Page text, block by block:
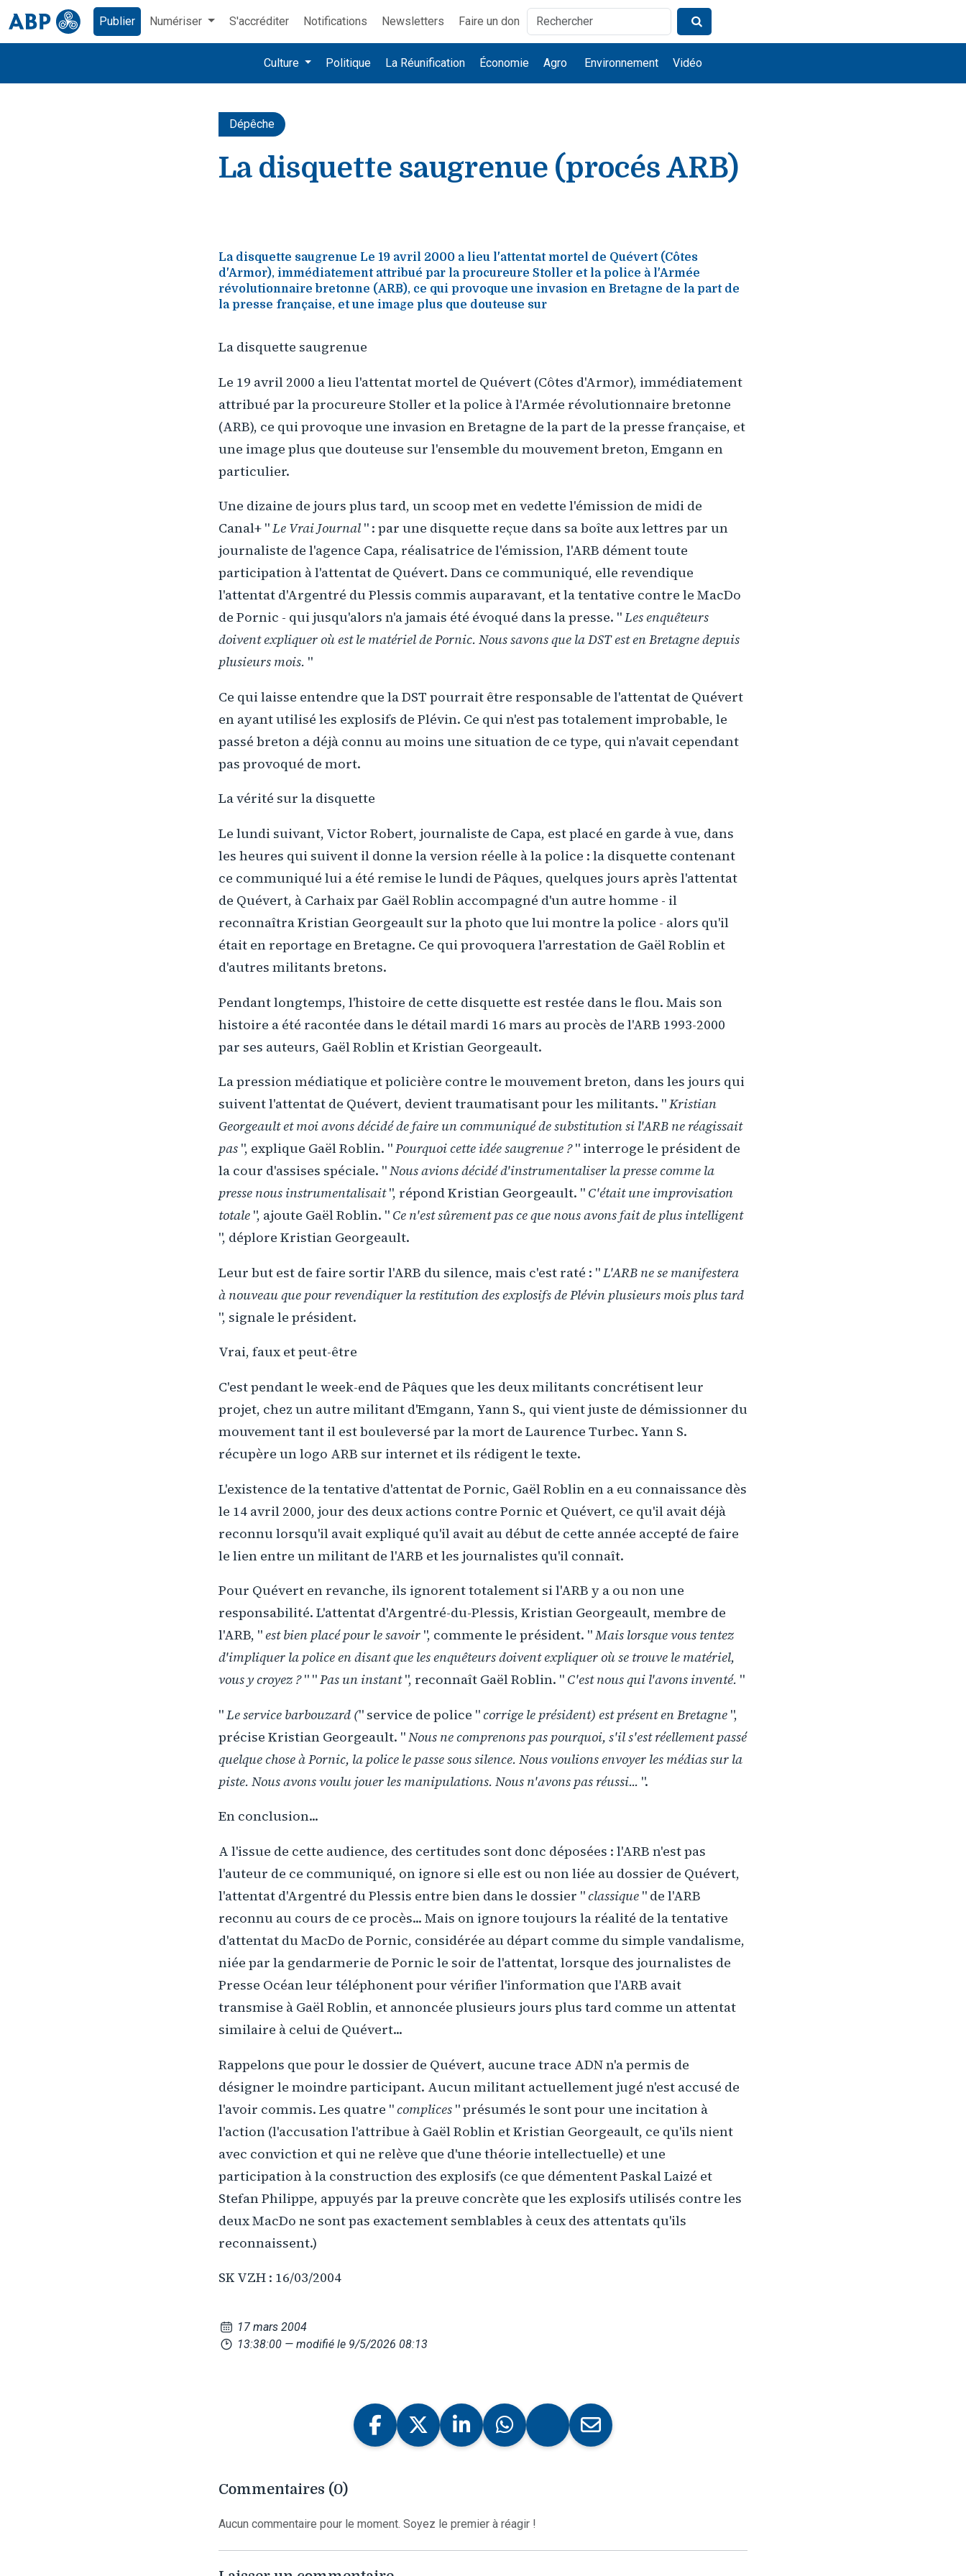
Publier Numériser S'accréditer Notifications Newsletters Faire un don
Culture Politique La Réunification Économie Agro Environnement Vidéo
Dépêche
La disquette saugrenue (procés ARB)
La disquette saugrenue Le 19 avril 2000 a lieu l'attentat mortel de Quévert (Côtes
d'Armor), immédiatement attribué par la procureure Stoller et la police à l'Armée
révolutionnaire bretonne (ARB), ce qui provoque une invasion en Bretagne de la part de
la presse française, et une image plus que douteuse sur
La disquette saugrenue
Le 19 avril 2000 a lieu l'attentat mortel de Quévert (Côtes d'Armor), immédiatement
attribué par la procureure Stoller et la police à l'Armée révolutionnaire bretonne
(ARB), ce qui provoque une invasion en Bretagne de la part de la presse française, et
une image plus que douteuse sur l'ensemble du mouvement breton, Emgann en
particulier.
Une dizaine de jours plus tard, un scoop met en vedette l'émission de midi de
Canal+ "Le Vrai Journal " : par une disquette reçue dans sa boîte aux lettres par un
journaliste de l'agence Capa, réalisatrice de l'émission, l'ARB dément toute
participation à l'attentat de Quévert. Dans ce communiqué, elle revendique
l'attentat d'Argentré du Plessis commis auparavant, et la tentative contre le MacDo
de Pornic - qui jusqu'alors n'a jamais été évoqué dans la presse. "Les enquêteurs
doivent expliquer où est le matériel de Pornic. Nous savons que la DST est en Bretagne depuis
plusieurs mois. "
Ce qui laisse entendre que la DST pourrait être responsable de l'attentat de Quévert
en ayant utilisé les explosifs de Plévin. Ce qui n'est pas totalement improbable, le
passé breton a déjà connu au moins une situation de ce type, qui n'avait cependant
pas provoqué de mort.
La vérité sur la disquette
Le lundi suivant, Victor Robert, journaliste de Capa, est placé en garde à vue, dans
les heures qui suivent il donne la version réelle à la police : la disquette contenant
ce communiqué lui a été remise le lundi de Pâques, quelques jours après l'attentat
de Quévert, à Carhaix par Gaël Roblin accompagné d'un autre homme - il
reconnaîtra Kristian Georgeault sur la photo que lui montre la police - alors qu'il
était en reportage en Bretagne. Ce qui provoquera l'arrestation de Gaël Roblin et
d'autres militants bretons.
Pendant longtemps, l'histoire de cette disquette est restée dans le flou. Mais son
histoire a été racontée dans le détail mardi 16 mars au procès de l'ARB 1993-2000
par ses auteurs, Gaël Roblin et Kristian Georgeault.
La pression médiatique et policière contre le mouvement breton, dans les jours qui
suivent l'attentat de Quévert, devient traumatisant pour les militants. "Kristian
Georgeault et moi avons décidé de faire un communiqué de substitution si l'ARB ne réagissait
pas ", explique Gaël Roblin. "Pourquoi cette idée saugrenue ?" interroge le président de
la cour d'assises spéciale. "Nous avions décidé d'instrumentaliser la presse comme la
presse nous instrumentalisait", répond Kristian Georgeault. " C'était une improvisation
totale ", ajoute Gaël Roblin. " Ce n'est sûrement pas ce que nous avons fait de plus intelligent
", déplore Kristian Georgeault.
Leur but est de faire sortir l'ARB du silence, mais c'est raté : "L'ARB ne se manifestera
à nouveau que pour revendiquer la restitution des explosifs de Plévin plusieurs mois plus tard
", signale le président.
Vrai, faux et peut-être
C'est pendant le week-end de Pâques que les deux militants concrétisent leur
projet, chez un autre militant d'Emgann, Yann S., qui vient juste de démissionner du
mouvement tant il est bouleversé par la mort de Laurence Turbec. Yann S.
récupère un logo ARB sur internet et ils rédigent le texte.
L'existence de la tentative d'attentat de Pornic, Gaël Roblin en a eu connaissance dès
le 14 avril 2000, jour des deux actions contre Pornic et Quévert, ce qu'il avait déjà
reconnu lorsqu'il avait expliqué qu'il avait au début de cette année accepté de faire
le lien entre un militant de l'ARB et les journalistes qu'il connaît.
Pour Quévert en revanche, ils ignorent totalement si l'ARB y a ou non une
responsabilité. L'attentat d'Argentré-du-Plessis, Kristian Georgeault, membre de
l'ARB, "est bien placé pour le savoir ", commente le président. "Mais lorsque vous tentez
d'impliquer la police en disant que les enquêteurs doivent expliquer où se trouve le matériel,
vous y croyez ?" "Pas un instant", reconnaît Gaël Roblin. " C'est nous qui l'avons inventé. "
"Le service barbouzard (" service de police "corrige le président) est présent en Bretagne ",
précise Kristian Georgeault. "Nous ne comprenons pas pourquoi, s'il s'est réellement passé
quelque chose à Pornic, la police le passe sous silence. Nous voulions envoyer les médias sur la
piste. Nous avons voulu jouer les manipulations. Nous n'avons pas réussi... ".
En conclusion...
A l'issue de cette audience, des certitudes sont donc déposées : l'ARB n'est pas
l'auteur de ce communiqué, on ignore si elle est ou non liée au dossier de Quévert,
l'attentat d'Argentré du Plessis entre bien dans le dossier "classique " de l'ARB
reconnu au cours de ce procès... Mais on ignore toujours la réalité de la tentative
d'attentat du MacDo de Pornic, considérée au départ comme du simple vandalisme,
niée par la gendarmerie de Pornic le soir de l'attentat, lorsque des journalistes de
Presse Océan leur téléphonent pour vérifier l'information que l'ARB avait
transmise à Gaël Roblin, et annoncée plusieurs jours plus tard comme un attentat
similaire à celui de Quévert...
Rappelons que pour le dossier de Quévert, aucune trace ADN n'a permis de
désigner le moindre participant. Aucun militant actuellement jugé n'est accusé de
l'avoir commis. Les quatre "complices " présumés le sont pour une incitation à
l'action (l'accusation l'attribue à Gaël Roblin et Kristian Georgeault, ce qu'ils nient
avec conviction et qui ne relève que d'une théorie intellectuelle) et une
participation à la construction des explosifs (ce que démentent Paskal Laizé et
Stefan Philippe, appuyés par la preuve concrète que les explosifs utilisés contre les
deux MacDo ne sont pas exactement semblables à ceux des attentats qu'ils
reconnaissent.)
SK VZH : 16/03/2004
17 mars 2004
13:38:00 — modifié le 9/5/2026 08:13
Commentaires (0)
Aucun commentaire pour le moment. Soyez le premier à réagir !